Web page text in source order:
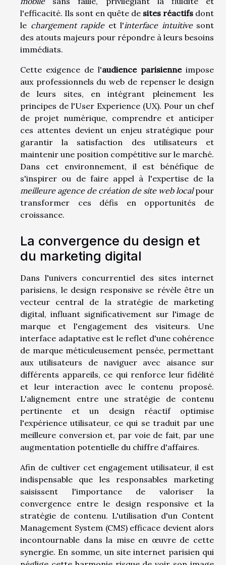
l'efficacité. Ils sont en quête de sites réactifs dont
le chargement rapideet l'interface intuitivesont
des atouts majeurs pour répondre à leurs besoins
immédiats.
Cette exigence de l'audience parisienneimpose
aux professionnels du web de repenser le design
de leurs sites, en intégrant pleinement les
principes de l'User Experience (UX). Pour un chef
de projet numérique, comprendre et anticiper
ces attentes devient un enjeu stratégique pour
garantir la satisfaction des utilisateurs et
maintenir une position compétitive sur le marché.
Dans cet environnement, il est bénéfique de
s'inspirer ou de faire appel à l'expertise de la
meilleure agence de création de site web localpour
transformer ces défis en opportunités de
croissance.
La convergence du design et
du marketing digital
Dans l'univers concurrentiel des sites internet
parisiens, le design responsive se révèle être un
vecteur central de la stratégie de marketing
digital, influant significativement sur l'image de
marque et l'engagement des visiteurs. Une
interface adaptative est le reflet d'une cohérence
de marque méticuleusement pensée, permettant
aux utilisateurs de naviguer avec aisance sur
différents appareils, ce qui renforce leur fidélité
et leur interaction avec le contenu proposé.
L'alignement entre une stratégie de contenu
pertinente et un design réactif optimise
l'expérience utilisateur, ce qui se traduit par une
meilleure conversion et, par voie de fait, par une
augmentation potentielle du chiffre d'affaires.
Afin de cultiver cet engagement utilisateur, il est
indispensable que les responsables marketing
saisissent l'importance de valoriser la
convergence entre le design responsive et la
stratégie de contenu. L'utilisation d'un Content
Management System (CMS) efficace devient alors
incontournable dans la mise en œuvre de cette
synergie. En somme, un site internet parisien qui